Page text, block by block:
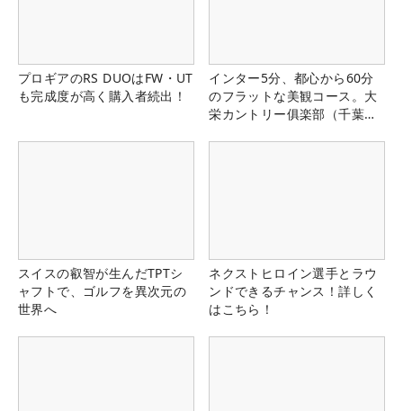
プロギアのRS DUOはFW・UT
も完成度が高く購入者続出！
インター5分、都心から60分
のフラットな美観コース。大
栄カントリー俱楽部（千葉
スイスの叡智が生んだTPTシ
ャフトで、ゴルフを異次元の
世界へ
ネクストヒロイン選手とラウ
ンドできるチャンス！詳しく
はこちら！